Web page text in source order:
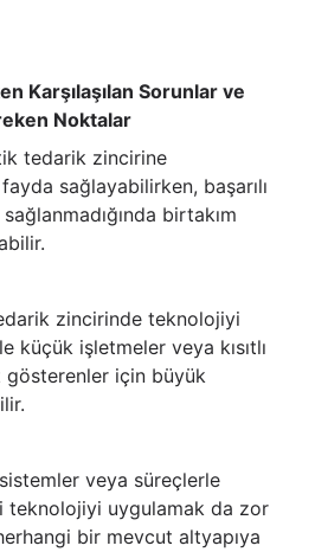
Karşılaşılan Sorunlar ve
Noktalar
tedarik zincirine
sağlayabilirken, başarılı
birtakım
zincirinde teknolojiyi
küçük işletmeler veya kısıtlı
için büyük
veya süreçlerle
teknolojiyi uygulamak da zor
bir mevcut altyapıya